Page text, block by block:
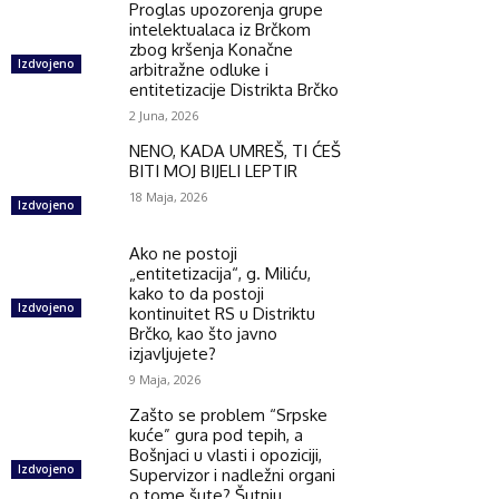
Izdvojeno
Proglas upozorenja grupe
intelektualaca iz Brčkom
zbog kršenja Konačne
arbitražne odluke i
entitetizacije Distrikta Brčko
2 Juna, 2026
Izdvojeno
NENO, KADA UMREŠ, TI ĆEŠ
BITI MOJ BIJELI LEPTIR
18 Maja, 2026
Izdvojeno
Ako ne postoji
„entitetizacija“, g. Miliću,
kako to da postoji
kontinuitet RS u Distriktu
Brčko, kao što javno
izjavljujete?
9 Maja, 2026
Izdvojeno
Zašto se problem “Srpske
kuće” gura pod tepih, a
Bošnjaci u vlasti i opoziciji,
Supervizor i nadležni organi
o tome šute? Šutnju